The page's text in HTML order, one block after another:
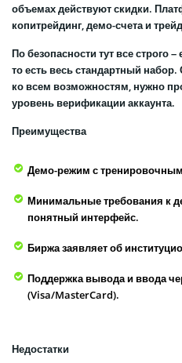
объемах действуют скидки.
копитрейдинг, демо-счета и
По безопасности тут все строго
то есть весь стандартный
ко всем возможностям, нужно
уровень верификации аккаунта.
Преимущества
Демо-режим с
Минимальные требования к
понятный интерфейс.
Биржа заявляет об
Поддержка вывода и ввода
(Visa/MasterCard).
Недостатки